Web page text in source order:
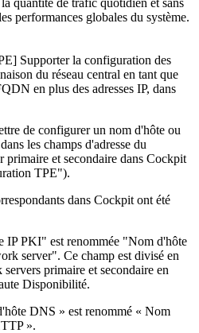
performances globales du système.
Supporter la configuration des
du réseau central en tant que
en plus des adresses IP, dans
de configurer un nom d'hôte ou
les champs d'adresse du
primaire et secondaire dans Cockpit
TPE").
dans Cockpit ont été
IP PKI" est renommée "Nom d'hôte
server". Ce champ est divisé en
primaire et secondaire en
Disponibilité.
DNS » est renommé « Nom
».